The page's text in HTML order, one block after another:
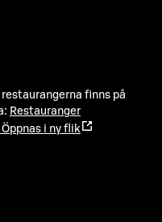
finns på
Restauranger
Öppnas i ny flik